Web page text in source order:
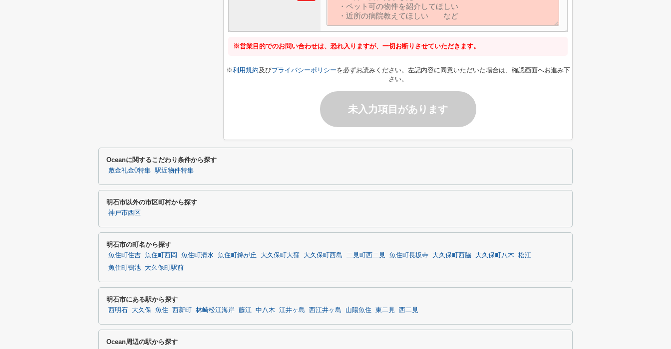
※営業目的でのお問い合わせは、恐れ入りますが、一切お断りさせていただきます。
※利用規約及びプライバシーポリシーを必ずお読みください。左記内容に同意いただいた場合は、確認画面へお進み下
さい。
未入力項目があります
Oceanに関するこだわり条件から探す
敷金礼金0特集 駅近物件特集
明石市以外の市区町村から探す
神戸市西区
明石市の町名から探す
魚住町住吉 魚住町西岡 魚住町清水 魚住町錦が丘 大久保町大窪 大久保町西島 二見町西二見 魚住町長坂寺 大久保町西脇 大久保町八木
松江
魚住町鴨池
大久保町駅前
明石市にある駅から探す
西明石 大久保 魚住 西新町 林崎松江海岸 藤江 中八木 江井ヶ島 西江井ヶ島 山陽魚住 東二見 西二見
Ocean周辺の駅から探す